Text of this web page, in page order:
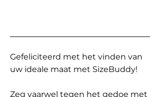
Gefeliciteerd met het vinden van
uw ideale maat met SizeBuddy!
Zeg vaarwel tegen het gedoe met